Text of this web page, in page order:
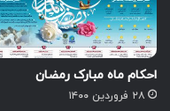
احکام ماه مبارک رمضان
۲۸ فروردین ۱۴۰۰